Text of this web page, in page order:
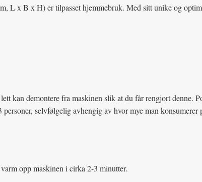
L x B x H) er tilpasset hjemmebruk. Med sitt unike og
kan demontere fra maskinen slik at du får rengjort denne.
selvfølgelig avhengig av hvor mye man
opp maskinen i cirka 2-3 minutter.